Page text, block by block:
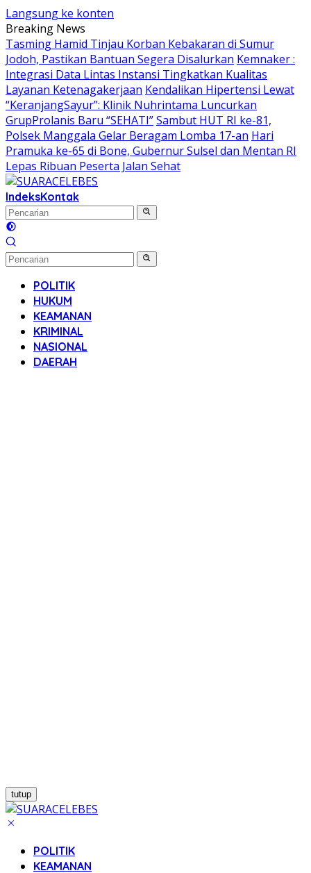
Langsung ke konten
Breaking News
Tasming Hamid Tinjau Korban Kebakaran di Sumur
Jodoh, Pastikan Bantuan Segera Disalurkan Kemnaker :
Integrasi Data Lintas Instansi Tingkatkan Kualitas
Layanan Ketenagakerjaan Kendalikan Hipertensi Lewat
“KeranjangSayur”: Klinik Nuhrintama Luncurkan
GrupProlanis Baru “SEHATI”Sambut HUT RI ke-81,
Polsek Manggala Gelar Beragam Lomba 17-an Hari
Pramuka ke-65 di Bone, Gubernur Sulsel dan Mentan RI
Lepas Ribuan Peserta Jalan Sehat
IndeksKontak
POLITIK
HUKUM
KEAMANAN
KRIMINAL
NASIONAL
DAERAH
tutup
POLITIK
KEAMANAN